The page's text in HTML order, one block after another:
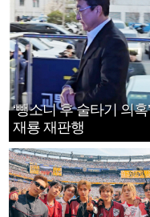
‘뺑소니 후 술타기 의혹
재룡 재판행